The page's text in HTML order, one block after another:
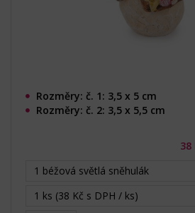
Rozměry: č. 1: 3,5 x 5 cm
Rozměry: č. 2: 3,5 x 5,5 cm
38
1 béžová světlá sněhulák
1 ks (38 Kč s DPH / ks)